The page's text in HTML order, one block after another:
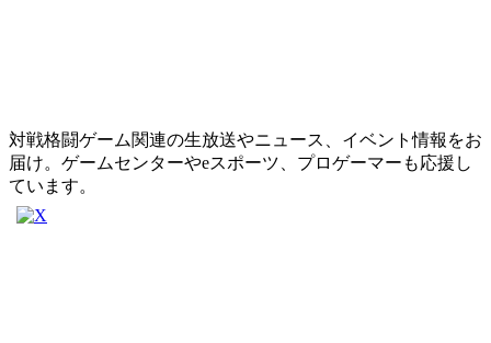
対戦格闘ゲーム関連の生放送やニュース、イベント情報をお
届け。ゲームセンターやeスポーツ、プロゲーマーも応援し
ています。